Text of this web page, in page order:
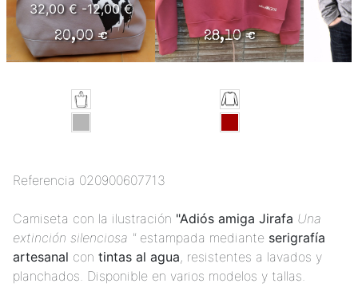
32,00 € -12,00 €
20,00 € 28,10 €
Referencia 020900607713
Camiseta con la ilustración "Adiós amiga Jirafa Una
extinción silenciosa " estampada mediante serigrafía
artesanal con tintas al agua, resistentes a lavados y
planchados. Disponible en varios modelos y tallas.